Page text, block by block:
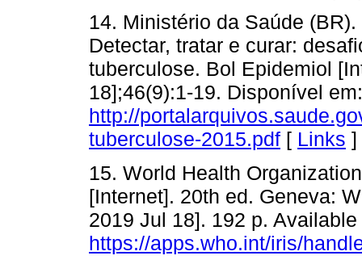
14. Ministério da Saúde
Detectar, tratar e curar:
tuberculose. Bol Epidemiol
18];46(9):1-19. Disponível
http://
tuberculose-2015.pdf [ Links ]
15. World Health
[Internet]. 20th ed. Geneva:
2019 Jul 18]. 192 p.
https://apps.who.int/iris/